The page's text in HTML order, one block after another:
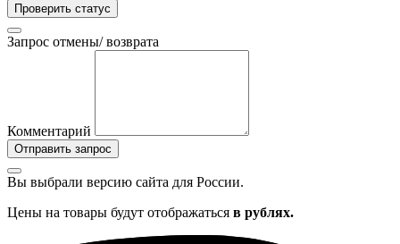
Проверить статус
Запрос отмены/ возврата
Комментарий
Отправить запрос
Вы выбрали версию сайта для России.
Цены на товары будут отображаться в рублях.